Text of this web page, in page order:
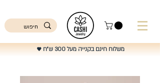
♥️ משלוח חינם בקנייה מעל 300 ש"ח